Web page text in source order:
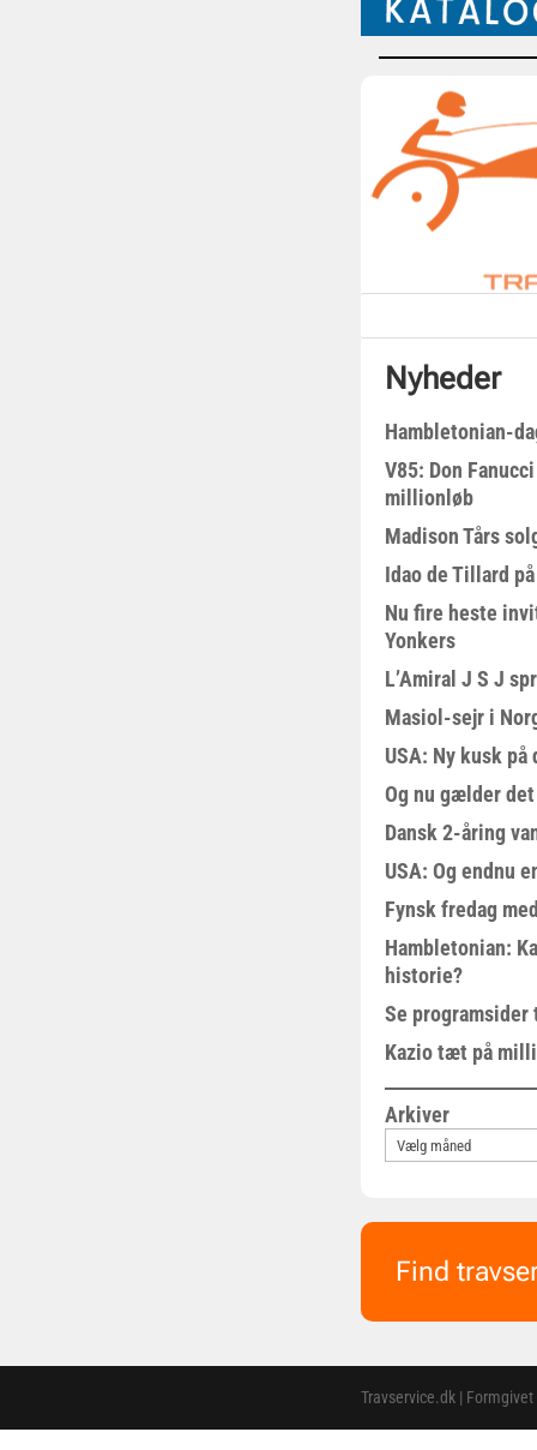
Nyheder
Hambletonian-
V85: Don
millionløb
Madison Tårs
Idao de Tillard
Nu fire heste
Yonkers
L’Amiral J S J
Masiol-sejr i
USA: Ny kusk på
Og nu gælder
Dansk 2-åring
USA: Og endnu
Fynsk fredag
Hambletonian:
historie?
Se
Kazio tæt på
Arkiver
Find
Travservice.dk |